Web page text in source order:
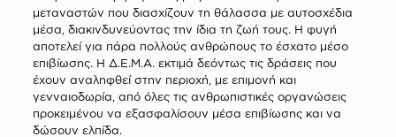
μεταναστών που διασχίζουν τη θάλασσα με αυτοσχέδια
μέσα, διακινδυνεύοντας την ίδια τη ζωή τους. Η φυγή
αποτελεί για πάρα πολλούς ανθρώπους το έσχατο μέσο
επιβίωσης. Η Δ.Ε.Μ.Α. εκτιμά δεόντως τις δράσεις που
έχουν αναληφθεί στην περιοχή, με επιμονή και
γενναιοδωρία, από όλες τις ανθρωπιστικές οργανώσεις
προκειμένου να εξασφαλίσουν μέσα επιβίωσης και να
δώσουν ελπίδα.